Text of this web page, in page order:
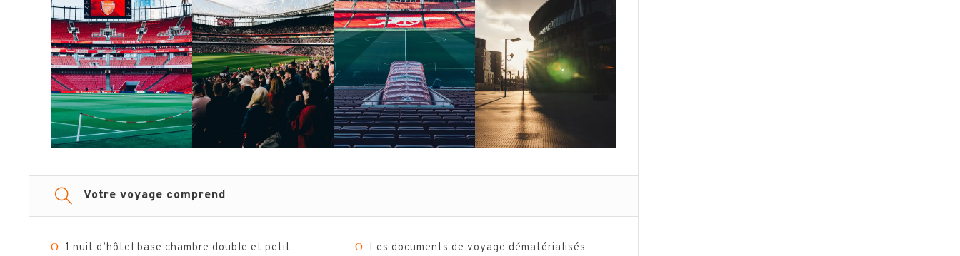
Votre voyage comprend
Ο 1 nuit d’hôtel base chambre double et petit-
Ο Les documents de voyage dématérialisés